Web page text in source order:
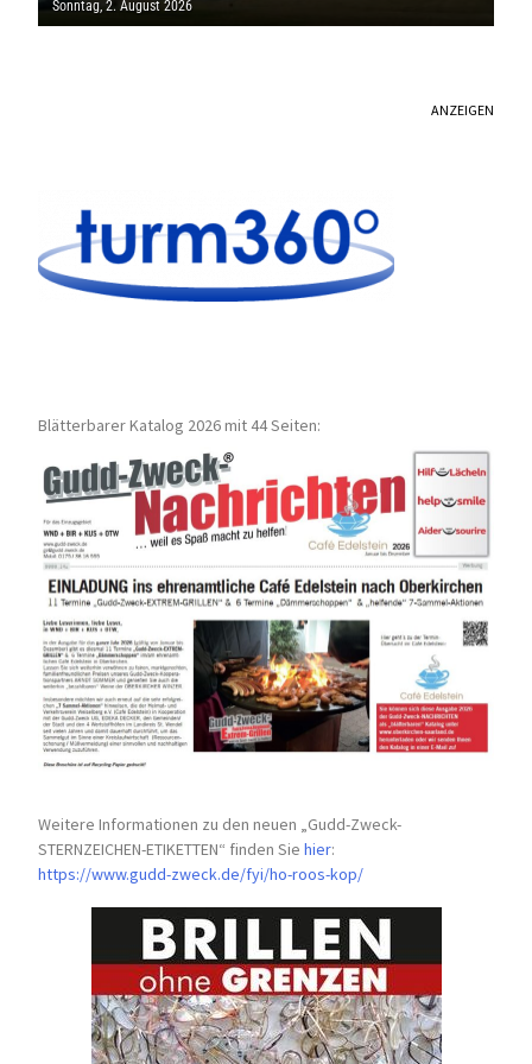
Sonntag, 2. August 2026
ANZEIGEN
Blätterbarer Katalog 2026 mit 44 Seiten:
Weitere Informationen zu den neuen „Gudd-Zweck-
STERNZEICHEN-ETIKETTEN“ finden Siehier:
https://www.gudd-zweck.de/fyi/ho-roos-kop/